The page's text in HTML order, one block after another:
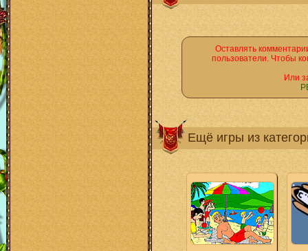
Оставлять
пользователи. Чтобы
Или
Ещё игры из